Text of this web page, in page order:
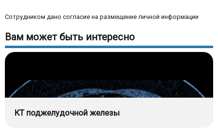
Сотрудником дано согласие на размещение личной информации
Вам может быть интересно
КТ поджелудочной железы